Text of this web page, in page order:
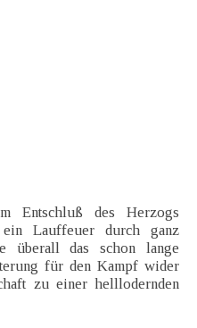
Entschluß des Herzogs
Lauffeuer durch ganz
überall das schon lange
für den Kampf wider
zu einer helllodernden